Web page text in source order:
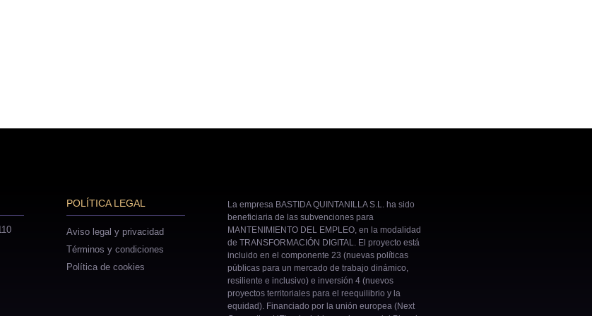
POLÍTICA LEGAL
Aviso legal y privacidad
Términos y condiciones
Política de cookies
La empresa BASTIDA QUINTANILLA S.L. ha sido
beneficiaria de las subvenciones para
MANTENIMIENTO DEL EMPLEO, en la modalidad
de TRANSFORMACIÓN DIGITAL. El proyecto está
incluido en el componente 23 (nuevas políticas
públicas para un mercado de trabajo dinámico,
resiliente e inclusivo) e inversión 4 (nuevos
proyectos territoriales para el reequilibrio y la
equidad). Financiado por la unión europea (Next